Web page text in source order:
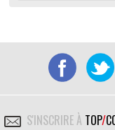
S'INSCRIRE À TOP/